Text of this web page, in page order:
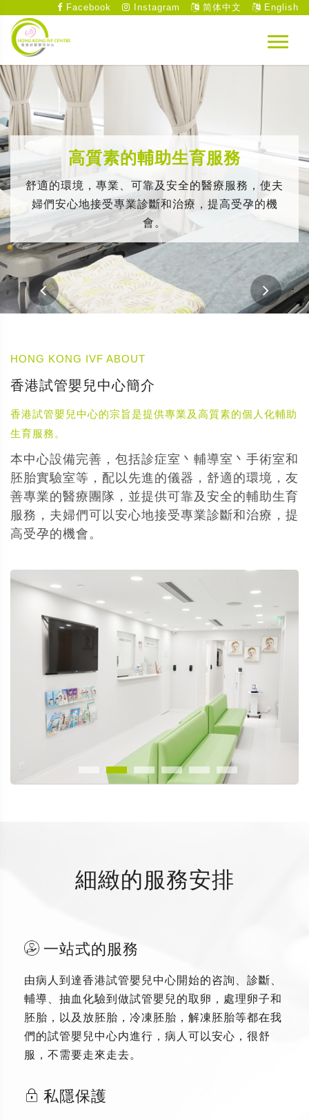
Facebook Instagram 简体中文 English
高質素的輔助生育服務
舒適的環境，專業、可靠及安全的醫療服務，使夫
婦們安心地接受專業診斷和治療，提高受孕的機
會。
HONG KONG IVF ABOUT
香港試管嬰兒中心簡介
香港試管嬰兒中心的宗旨是提供專業及高質素的個人化輔助
生育服務。
本中心設備完善，包括診症室丶輔導室丶手術室和
胚胎實驗室等，配以先進的儀器，舒適的環境，友
善專業的醫療團隊，並提供可靠及安全的輔助生育
服務，夫婦們可以安心地接受專業診斷和治療，提
高受孕的機會。
細緻的服務安排
一站式的服務
由病人到達香港試管嬰兒中心開始的咨詢、診斷、
輔導、抽血化驗到做試管嬰兒的取卵，處理卵子和
胚胎，以及放胚胎，冷凍胚胎，解凍胚胎等都在我
們的試管嬰兒中心内進行，病人可以安心，很舒
服，不需要走來走去。
私隱保護